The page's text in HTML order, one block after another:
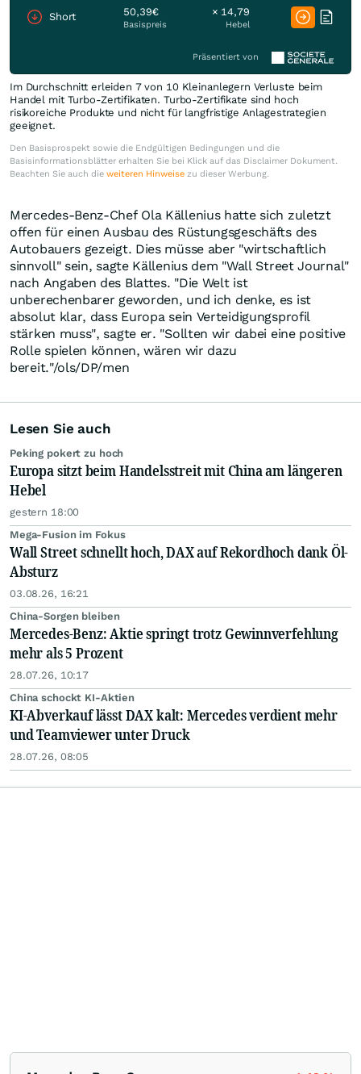
Short 50,39€
Basispreis
× 14,79
Hebel
Präsentiert von
Im Durchschnitt erleiden 7 von 10 Kleinanlegern Verluste beim
Handel mit Turbo-Zertifikaten. Turbo-Zertifikate sind hoch
risikoreiche Produkte und nicht für langfristige Anlagestrategien
geeignet.
Den Basisprospekt sowie die Endgültigen Bedingungen und die
Basisinformationsblätter erhalten Sie bei Klick auf das Disclaimer Dokument.
Beachten Sie auch die weiteren Hinweise zu dieser Werbung.
Mercedes-Benz-Chef Ola Källenius hatte sich zuletzt
offen für einen Ausbau des Rüstungsgeschäfts des
Autobauers gezeigt. Dies müsse aber "wirtschaftlich
sinnvoll" sein, sagte Källenius dem "Wall Street Journal"
nach Angaben des Blattes. "Die Welt ist
unberechenbarer geworden, und ich denke, es ist
absolut klar, dass Europa sein Verteidigungsprofil
stärken muss", sagte er. "Sollten wir dabei eine positive
Rolle spielen können, wären wir dazu
bereit."/ols/DP/men
Lesen Sie auch
Peking pokert zu hoch
Europa sitzt beim Handelsstreit mit China am längeren
Hebel
gestern 18:00
Mega-Fusion im Fokus
Wall Street schnellt hoch, DAX auf Rekordhoch dank Öl-
Absturz
03.08.26, 16:21
China-Sorgen bleiben
Mercedes-Benz: Aktie springt trotz Gewinnverfehlung
mehr als 5 Prozent
28.07.26, 10:17
China schockt KI-Aktien
KI-Abverkauf lässt DAX kalt: Mercedes verdient mehr
und Teamviewer unter Druck
28.07.26, 08:05